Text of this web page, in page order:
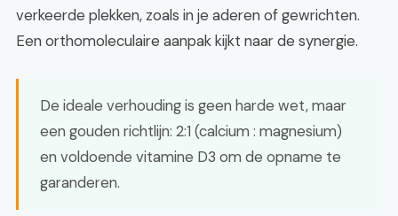
verkeerde plekken, zoals in je aderen of gewrichten.
Een orthomoleculaire aanpak kijkt naar de synergie.
De ideale verhouding is geen harde wet, maar
een gouden richtlijn: 2:1 (calcium : magnesium)
en voldoende vitamine D3 om de opname te
garanderen.